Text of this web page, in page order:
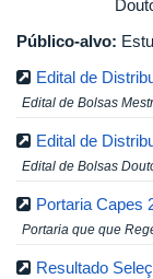
Público-alvo:
Edital de
Edital de Bolsas
Edital de
Edital de Bolsas
Portaria Capes
Portaria que que
Resultado